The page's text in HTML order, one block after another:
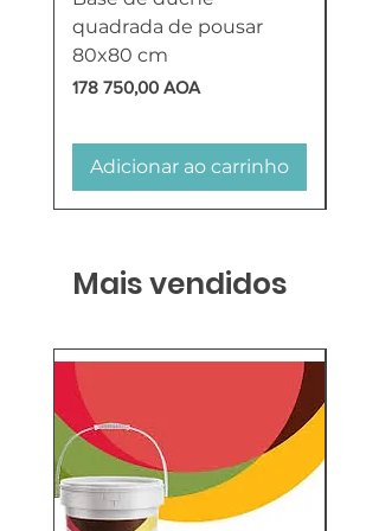
quadrada de pousar
80x80 cm
Preço
178 750,00 AOA
Adicionar ao carrinho
Mais vendidos